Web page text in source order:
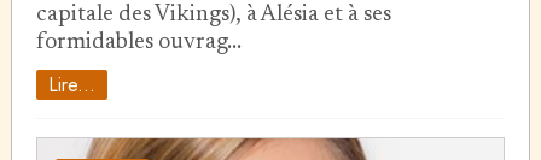
capitale des Vikings), à Alésia et à ses
formidables ouvrag…
Lire...